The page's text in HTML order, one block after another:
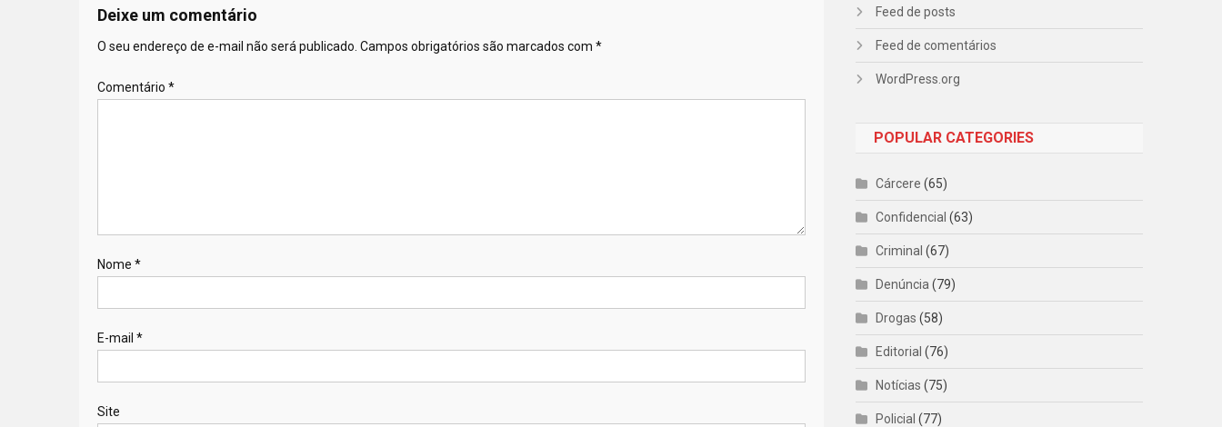
Deixe um comentário
O seu endereço de e-mail não será publicado. Campos obrigatórios são marcados com *
Comentário *
Nome *
E-mail *
Site
Feed de posts
Feed de comentários
WordPress.org
POPULAR CATEGORIES
Cárcere (65)
Confidencial (63)
Criminal (67)
Denúncia (79)
Drogas (58)
Editorial (76)
Notícias (75)
Policial (77)